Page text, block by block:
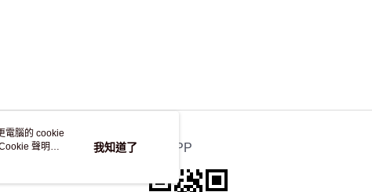
官方APP
電腦的 cookie
聲明使
我知道了